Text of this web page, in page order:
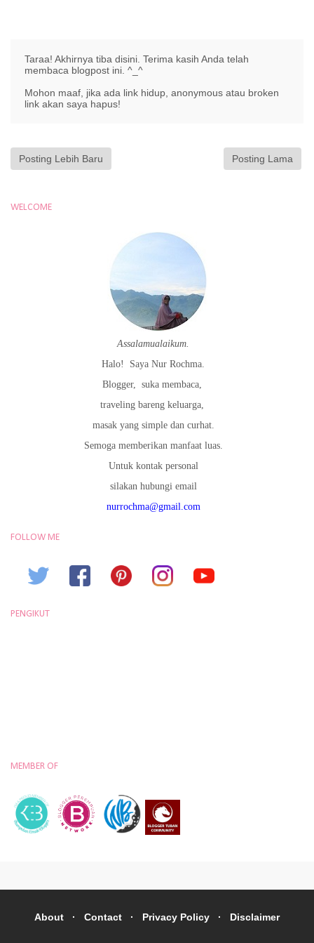
Taraa! Akhirnya tiba disini. Terima kasih Anda telah
membaca blogpost ini. ^_^
Mohon maaf, jika ada link hidup, anonymous atau broken
link akan saya hapus!
Posting Lebih Baru Posting Lama
WELCOME
Assalamualaikum.
Halo!
Saya Nur Rochma.
Blogger, suka membaca,
traveling bareng keluarga,
masak yang simple dan curhat.
Semoga memberikan manfaat luas.
Untuk kontak personal
silakan hubungi email
nurrochma@gmail.com
FOLLOW ME
PENGIKUT
MEMBER OF
About Contact Privacy Policy Disclaimer